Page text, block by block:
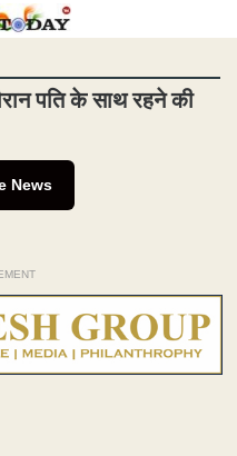
पति के साथ रहने की
News